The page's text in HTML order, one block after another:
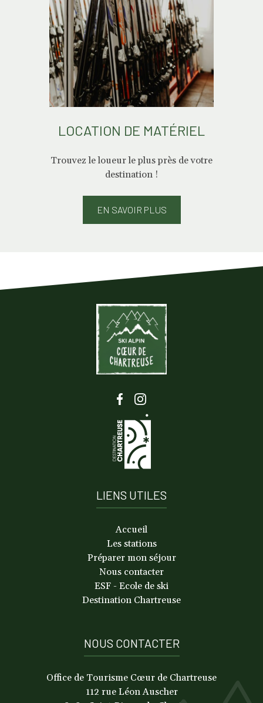
LOCATION DE MATÉRIEL
Trouvez le loueur le plus près de votre
destination !
EN SAVOIR PLUS
LIENS UTILES
Accueil
Les stations
Préparer mon séjour
Nous contacter
ESF - Ecole de ski
Destination Chartreuse
NOUS CONTACTER
Office de Tourisme Cœur de Chartreuse
112 rue Léon Auscher